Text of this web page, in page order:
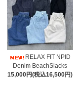
RELAX FIT NPID
Denim BeachSlacks
15,000円(税込16,500円)